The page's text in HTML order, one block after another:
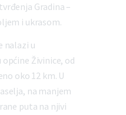
Gradina –
i ukrasom.
nalazi u
Živinice, od
oko 12 km. U
na manjem
puta na njivi